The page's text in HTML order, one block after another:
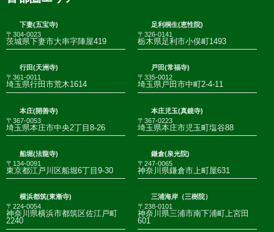
下妻(五宝寺)
〒304-0023
茨城県下妻市大串字陣屋419
足利桐生(恵性院)
〒326-0141
栃木県足利市小俣町1493
行田(天洲寺)
〒361-0011
埼玉県行田市荒木1614
戸田(常福寺)
〒335-0012
埼玉県戸田市中町2-4-11
本庄(開善寺)
〒367-0053
埼玉県本庄市中央2丁目8-26
本庄児玉(真鏡寺)
〒367-0223
埼玉県本庄市児玉町塩谷88
船堀(法龍寺)
〒134-0091
東京都江戸川区船堀6丁目9-30
鎌倉(泉光院)
〒247-0065
神奈川県鎌倉市上町屋631
横浜都筑(東漸寺)
〒224-0054
神奈川県横浜市都筑区佐江戸町
2240
三浦海岸（三樹院）
〒238-0101
神奈川県三浦市南下浦町上宮田
601